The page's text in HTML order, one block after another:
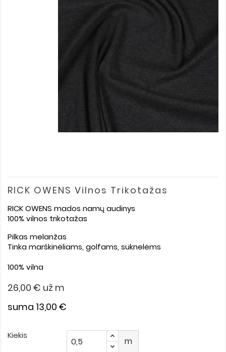
RICK OWENS Vilnos Trikotažas
RICK OWENS mados namų audinys
100% vilnos trikotažas
Pilkas melanžas
Tinka marškinėliams, golfams, suknelėms
100% vilna
26,00 € už m
suma 13,00 €
Kiekis
m